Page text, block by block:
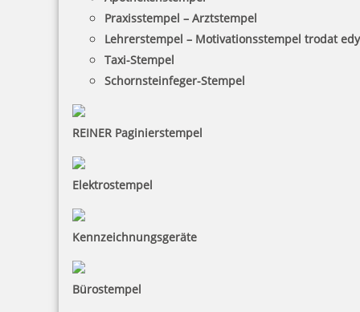
Praxisstempel – Arztstempel
Lehrerstempel – Motivationsstempel trodat
Taxi-Stempel
Schornsteinfeger-Stempel
REINER Paginierstempel
Elektrostempel
Kennzeichnungsgeräte
Bürostempel